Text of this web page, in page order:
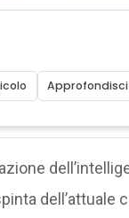
dell’attuale